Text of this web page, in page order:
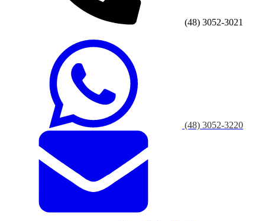
(48) 3052-3021
(48) 3052-3220